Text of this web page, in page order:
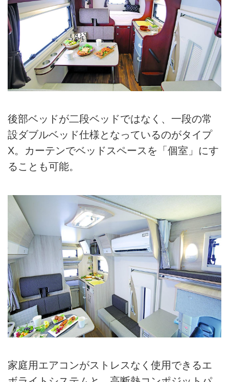
後部ベッドが二段ベッドではなく、一段の常
設ダブルベッド仕様となっているのがタイプ
X。カーテンでベッドスペースを「個室」にす
ることも可能。
家庭用エアコンがストレスなく使用できるエ